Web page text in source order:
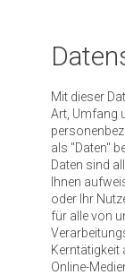
Mit dieser
Art, Umfang
als "Daten"
Daten sind
Ihnen
oder Ihr
für alle von
Kerntätigkeit
Online-